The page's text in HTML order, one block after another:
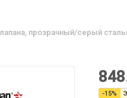
прозрачный/серый
-15%